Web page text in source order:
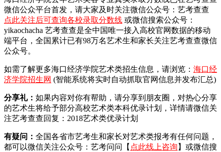
微信公众平台首发， 请大家及时关注微信公众号：艺考查查
点此关注后可查询各校录取分数线 或微信搜索公众号：
yikaochacha 艺考查查是全中国唯一接入高校官网数据的移动
端平台，全国累计已有98万名艺术生和家长关注艺考查查微信
公众号。
如需了解更多海口经济学院艺术类招生信息，请浏览： 海口经
济学院招生网 (智能系统将实时自动抓取官网信息并发布汇总)
分享礼： 如果内容对你有帮助，请分享到朋友圈，对热心分享
的艺术生将给予部分高校艺术类本科优录计划，详情请微信关
注艺考查查回复：2018艺术类优录计划
有疑问： 全国各省市艺考生和家长对艺术类报考有任何问题，
都可以微信关注公众号：艺考问问【 点此线上咨询 】或微信搜